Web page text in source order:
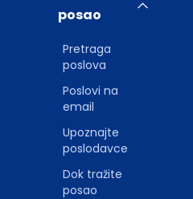
posao
Pretraga
poslova
Poslovi na
email
Upoznajte
poslodavce
Dok tražite
posao